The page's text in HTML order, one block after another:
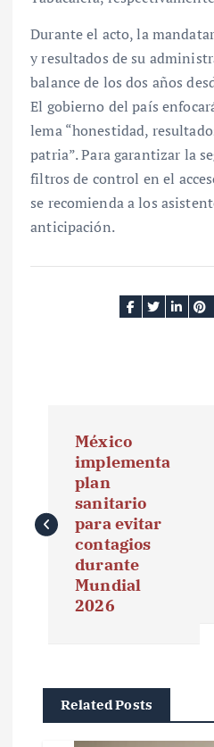
Durante el acto, la
y resultados de su
balance de los dos años
El gobierno del país
lema “honestidad,
patria”. Para garantizar la
filtros de control en el
se recomienda a los
anticipación.
e
México
implementa
plan
sanitario
para evitar
contagios
durante
Mundial
2026
Related Posts